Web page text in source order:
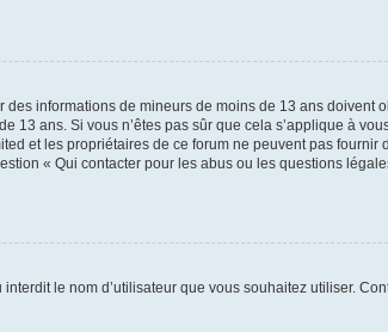
informations de mineurs de moins de 13 ans doivent
13 ans. Si vous n’êtes pas sûr que cela s’applique à
et les propriétaires de ce forum ne peuvent pas fournir
« Qui contacter pour les abus ou les questions
le nom d’utilisateur que vous souhaitez utiliser.